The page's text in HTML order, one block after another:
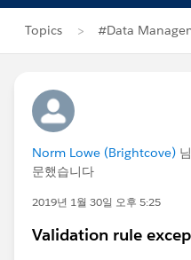
Topics #Data
Norm Lowe (Brightcove)
문했습니다
2019년 1월 30일 오후 5:25
Validation rule